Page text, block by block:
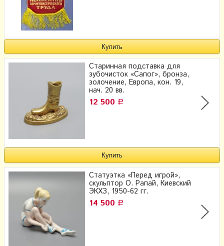
Старинная подставка для
зубочисток «Сапог», бронза,
золочение, Европа, кон. 19,
нач. 20 вв.
12 500 Р
Статуэтка «Перед игрой»,
скульптор О. Рапай, Киевский
ЭКХЗ, 1950-62 гг.
14 500 Р